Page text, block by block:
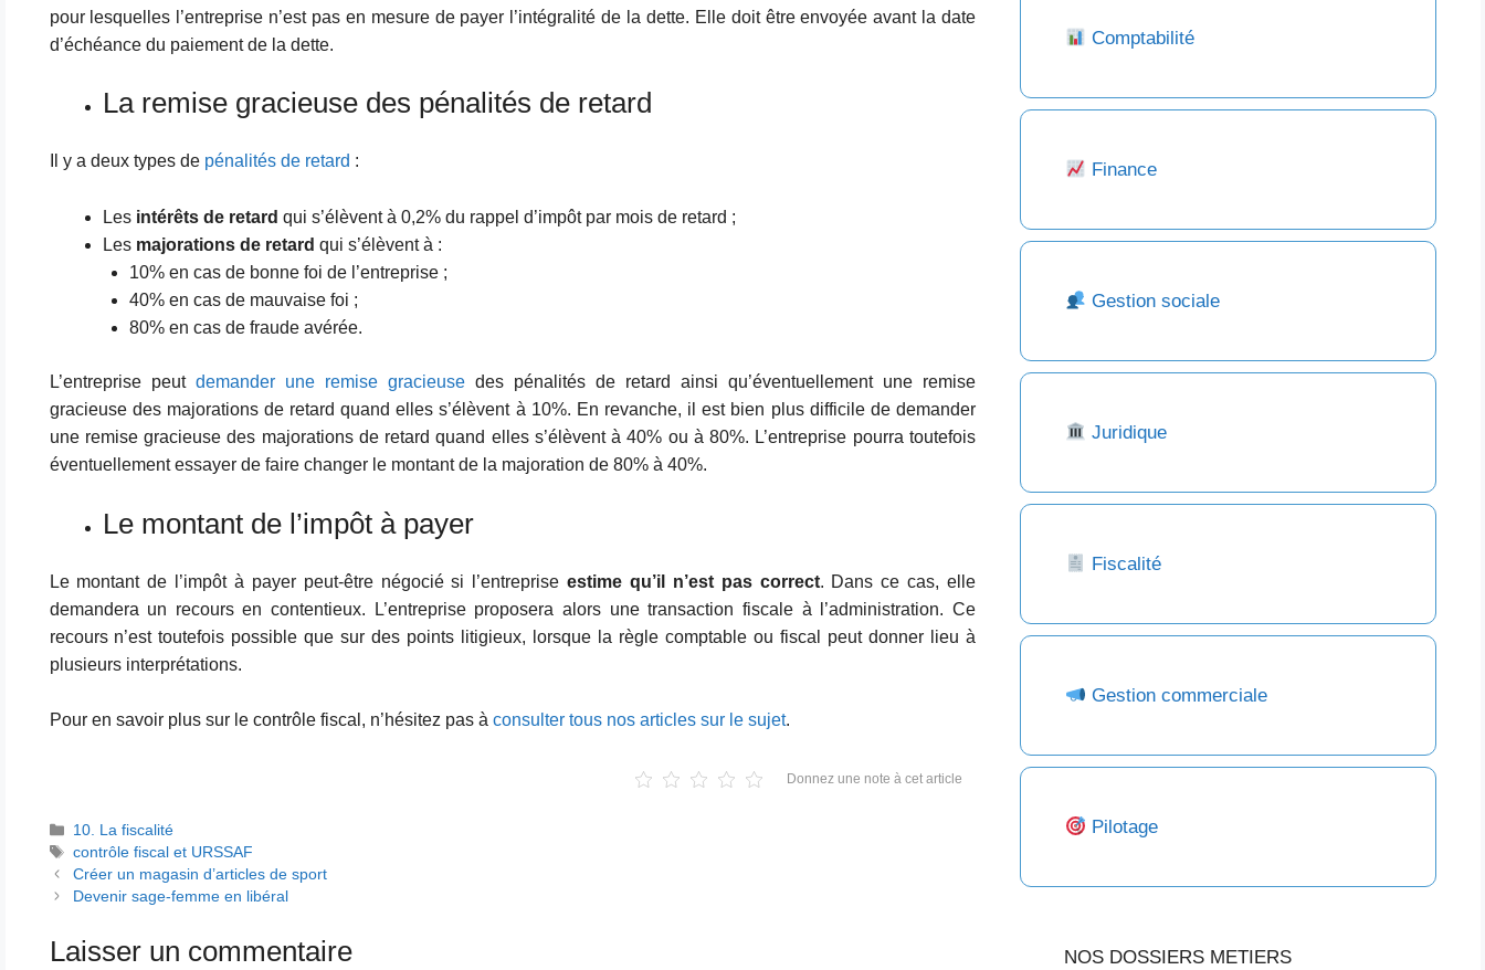
pour lesquelles l’entreprise n’est pas en mesure de payer l’intégralité de la dette. Elle doit être envoyée avant la date
d’échéance du paiement de la dette.
La remise gracieuse des pénalités de retard
Il y a deux types de pénalités de retard :
Les intérêts de retard qui s’élèvent à 0,2% du rappel d’impôt par mois de retard ;
Les majorations de retard qui s’élèvent à :
10% en cas de bonne foi de l’entreprise ;
40% en cas de mauvaise foi ;
80% en cas de fraude avérée.
L’entreprise peut demander une remise gracieusedes pénalités de retard ainsi qu’éventuellement une remise
gracieuse des majorations de retard quand elles s’élèvent à 10%. En revanche, il est bien plus difficile de demander
une remise gracieuse des majorations de retard quand elles s’élèvent à 40% ou à 80%. L’entreprise pourra toutefois
éventuellement essayer de faire changer le montant de la majoration de 80% à 40%.
Le montant de l’impôt à payer
Le montant de l’impôt à payer peut-être négocié si l’entrepriseestime qu’il n’est pas correct. Dans ce cas, elle
demandera un recours en contentieux. L’entreprise proposera alors une transaction fiscale à l’administration. Ce
recours n’est toutefois possible que sur des points litigieux, lorsque la règle comptable ou fiscal peut donner lieu à
plusieurs interprétations.
Pour en savoir plus sur le contrôle fiscal, n’hésitez pas à consulter tous nos articles sur le sujet.
Donnez une note à cet article
Catégories
10. La fiscalité
Étiquettes
contrôle fiscal et URSSAF
Créer un magasin d’articles de sport
Devenir sage-femme en libéral
Laisser un commentaire
Comptabilité
Finance
Gestion sociale
Juridique
Fiscalité
Gestion commerciale
Pilotage
NOS DOSSIERS METIERS